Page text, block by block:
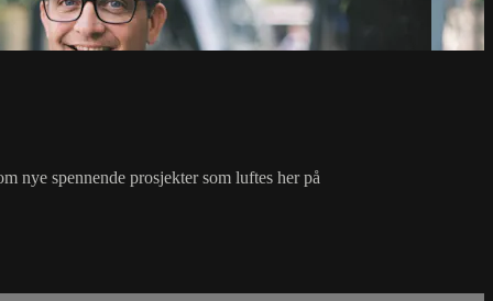
nye spennende prosjekter som luftes her på